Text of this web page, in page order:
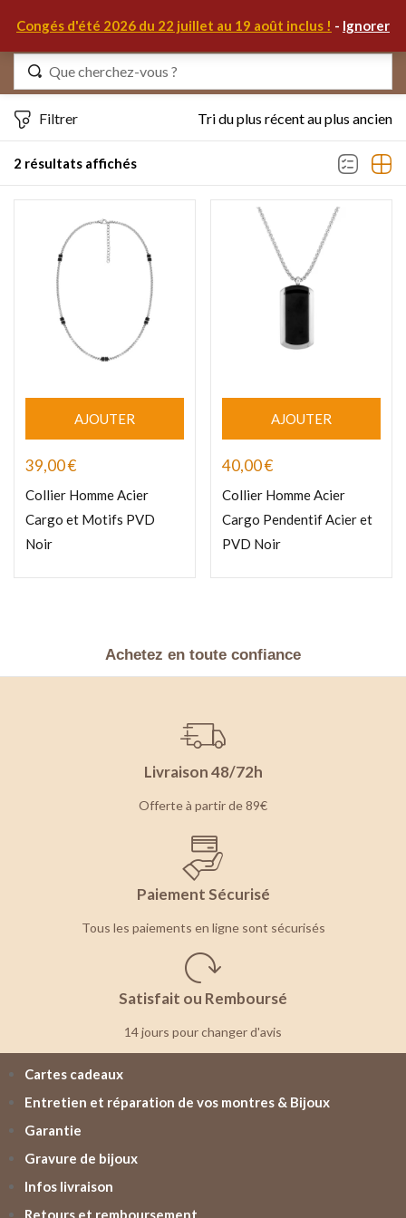
Congés d'été 2026 du 22 juillet au 19 août inclus ! - Ignorer
2 résultats affichés
Filtrer Tri du plus récent au plus ancien
AJOUTER
39,00€
Collier Homme Acier
Cargo et Motifs PVD
Noir
AJOUTER
40,00€
Collier Homme Acier
Cargo Pendentif Acier et
PVD Noir
Achetez en toute confiance
Livraison 48/72h
Offerte à partir de 89€
Paiement Sécurisé
Tous les paiements en ligne sont sécurisés
Satisfait ou Remboursé
14 jours pour changer d'avis
Cartes cadeaux
Entretien et réparation de vos montres & Bijoux
Garantie
Gravure de bijoux
Infos livraison
Retours et remboursement
Identifiez-vous
Mot de passe oublié ?
S'IDENTIFIER
MON COMPTE